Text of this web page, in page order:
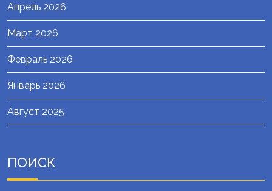
Апрель 2026
Март 2026
Февраль 2026
Январь 2026
Август 2025
ПОИСК